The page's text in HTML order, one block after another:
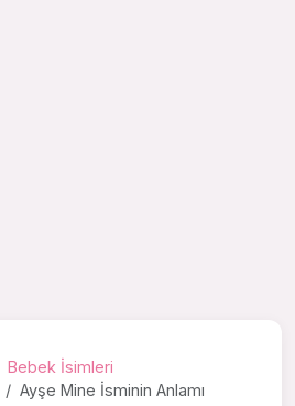
Bebek İsimleri
Ayşe Mine İsminin Anlamı